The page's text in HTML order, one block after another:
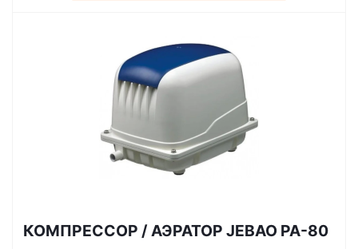
КОМПРЕССОР / АЭРАТОР JEBAO PA-80